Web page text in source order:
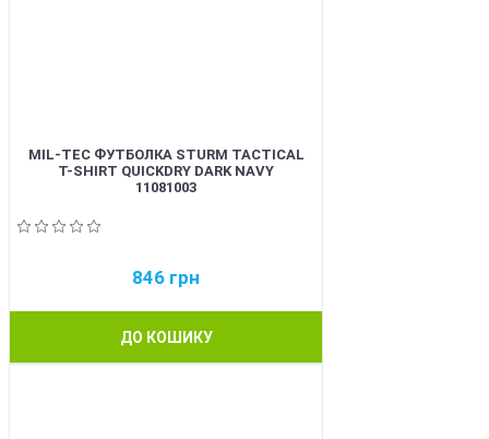
MIL-TEC ФУТБОЛКА STURM TACTICAL
T-SHIRT QUICKDRY DARK NAVY
11081003
846 грн
ДО КОШИКУ